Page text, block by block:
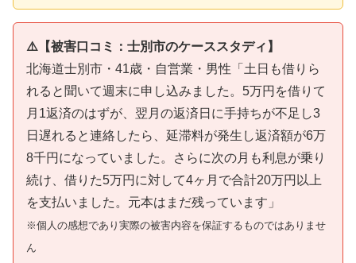
⚠️【被害口コミ：士別市のケーススタディ】
北海道士別市・41歳・自営業・男性「土日も借りら
れると聞いて週末に申し込みました。5万円を借りて
月1返済のはずが、翌月の返済日に手持ちが不足し3
日遅れると連絡したら、延滞料が発生し返済額が6万
8千円になっていました。さらに次の月も利息が乗り
続け、借りた5万円に対して4ヶ月で合計20万円以上
を支払いました。元本はまだ残っています」
※個人の感想であり実際の被害内容を保証するものではありませ
ん